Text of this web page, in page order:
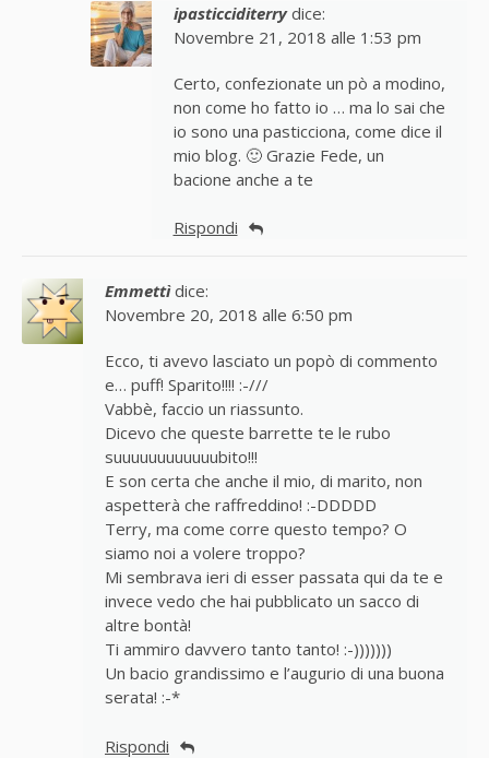
ipasticciditerry dice:
Novembre 21, 2018 alle 1:53 pm
Certo, confezionate un pò a modino,
non come ho fatto io … ma lo sai che
io sono una pasticciona, come dice il
mio blog. 🙂 Grazie Fede, un
bacione anche a te
Rispondi
Emmettì dice:
Novembre 20, 2018 alle 6:50 pm
Ecco, ti avevo lasciato un popò di commento
e… puff! Sparito!!!! :-///
Vabbè, faccio un riassunto.
Dicevo che queste barrette te le rubo
suuuuuuuuuuuubito!!!
E son certa che anche il mio, di marito, non
aspetterà che raffreddino! :-DDDDD
Terry, ma come corre questo tempo? O
siamo noi a volere troppo?
Mi sembrava ieri di esser passata qui da te e
invece vedo che hai pubblicato un sacco di
altre bontà!
Ti ammiro davvero tanto tanto! :-)))))))
Un bacio grandissimo e l’augurio di una buona
serata! :-*
Rispondi